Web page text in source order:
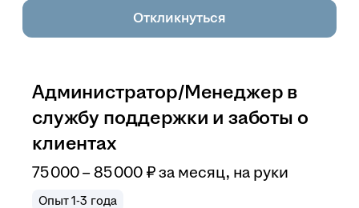
Откликнуться
Администратор/Менеджер в
службу поддержки и заботы о
клиентах
75 000–85 000 ₽ за месяц, на руки
Опыт 1-3 года